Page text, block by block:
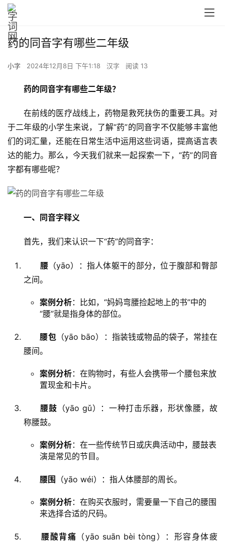
药的同音字有哪些二年级
小字 2024年12月8日 下午1:18 汉字 阅读 13
药的同音字有哪些二年级？
在前线的医疗战线上，药物是救死扶伤的重要工具。对
于二年级的小学生来说，了解“药”的同音字不仅能够丰富他
们的词汇量，还能在日常生活中运用这些词语，提高语言表
达的能力。那么，今天我们就来一起探索一下，“药”的同音
字都有哪些呢？
一、同音字释义
首先，我们来认识一下“药”的同音字：
腰（yāo）：指人体躯干的部分，位于腹部和臀部
之间。
案例分析：比如，“妈妈弯腰捡起地上的书”中的
“腰”就是指身体的部位。
腰包（yāo bāo）：指装钱或物品的袋子，常挂在
腰间。
案例分析：在购物时，有些人会携带一个腰包来放
置现金和卡片。
腰鼓 （yāo gǔ）：一种打击乐器，形状像腰，故
称腰鼓。
案例分析：在一些传统节日或庆典活动中，腰鼓表
演是常见的节目。
腰围 （yāo wéi）：指人体腰部的周长。
案例分析：在购买衣服时，需要量一下自己的腰围
来选择合适的尺码。
腰酸背痛 （yāo suān bèi tòng）：形容身体疲